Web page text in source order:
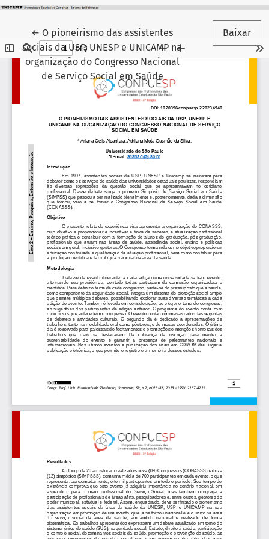
← Voltar aos Detalhes do Artigo
O pioneirismo das assistentes
sociais da USP, UNESP e UNICAMP na
organização do Congresso Nacional
de Serviço Social em Saúde
Baixar